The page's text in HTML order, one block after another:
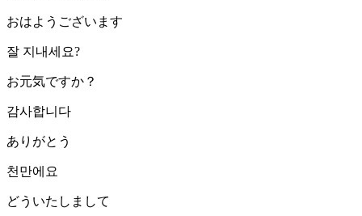
おはようございます
잘 지내세요?
お元気ですか？
감사합니다
ありがとう
천만에요
どういたしまして